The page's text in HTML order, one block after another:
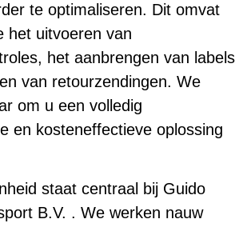
te optimaliseren. Dit omvat
het uitvoeren van
het aanbrengen van labels
van retourzendingen. We
om u een volledig
en kosteneffectieve oplossing
staat centraal bij Guido
B.V. . We werken nauw